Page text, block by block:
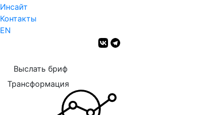
Инсайт
Контакты
EN
Выслать бриф
Трансформация